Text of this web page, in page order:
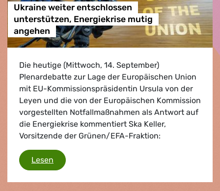
Ukraine weiter entschlossen
unterstützen, Energiekrise mutig
angehen
Die heutige (Mittwoch, 14. September)
Plenardebatte zur Lage der Europäischen Union
mit EU-Kommissionspräsidentin Ursula von der
Leyen und die von der Europäischen Kommission
vorgestellten Notfallmaßnahmen als Antwort auf
die Energiekrise kommentiert Ska Keller,
Vorsitzende der Grünen/EFA-Fraktion:
Lesen Ukraine weiter entschlossen unterstützen,